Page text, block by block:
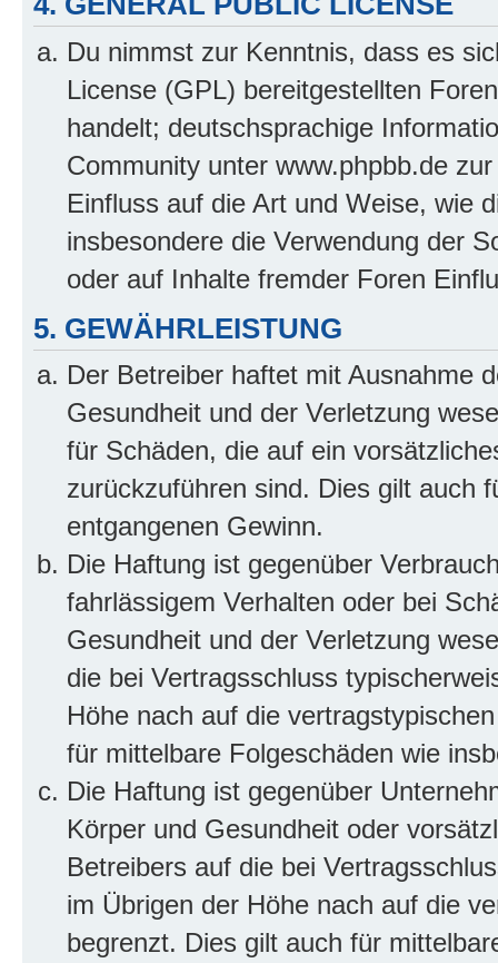
Du nimmst zur Kenntnis, dass es
License (GPL) bereitgestellten
handelt; deutschsprachige
Community unter www.phpbb.de
Einfluss auf die Art und Weise, wie
insbesondere die Verwendung der
oder auf Inhalte fremder Foren
5. GEWÄHRLEISTUNG
Der Betreiber haftet mit Ausnahme
Gesundheit und der Verletzung
für Schäden, die auf ein
zurückzuführen sind. Dies gilt auch
entgangenen Gewinn.
Die Haftung ist gegenüber
fahrlässigem Verhalten oder bei
Gesundheit und der Verletzung
die bei Vertragsschluss
Höhe nach auf die
für mittelbare Folgeschäden wie
Die Haftung ist gegenüber
Körper und Gesundheit oder
Betreibers auf die bei
im Übrigen der Höhe nach auf die
begrenzt. Dies gilt auch für